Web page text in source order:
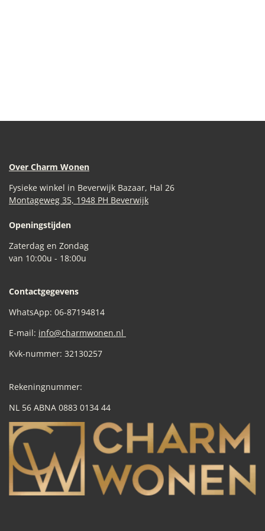
Over Charm Wonen
Fysieke winkel in Beverwijk Bazaar, Hal 26
Montageweg 35, 1948 PH Beverwijk
Openingstijden
Zaterdag en Zondag
van 10:00u - 18:00u
Contactgegevens
WhatsApp: 06-87194814
E-mail: info@charmwonen.nl
Kvk-nummer: 32130257
Rekeningnummer:
NL 56 ABNA 0883 0134 44